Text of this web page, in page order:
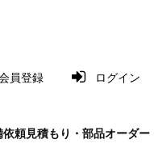
員登録 ログイン
依頼見積もり・部品オーダー